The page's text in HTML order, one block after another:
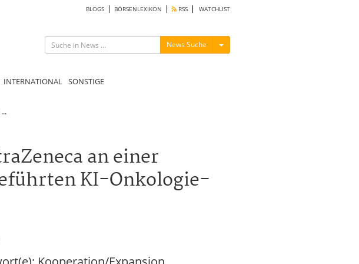
BLOGS BÖRSENLEXIKON RSS WATCHLIST
News Suche Menü ein-/ausblenden
INTERNATIONAL SONSTIGE
an einer
KI-Onkologie-